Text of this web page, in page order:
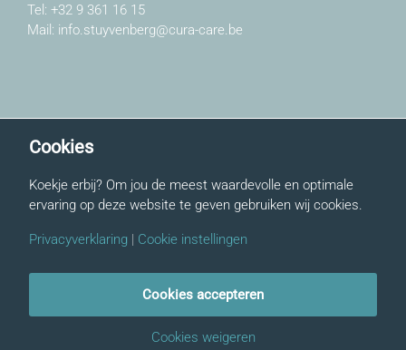
Tel: +32 9 361 16 15
Mail: info.stuyvenberg@cura-care.be
CURACARE
WZC Stuyvenberg is een onderdeel van:
CuraCare
©2026 WZC Stuyvenberg |privacybeleid|cookiebeleid|webdesign by
WEBRAND
Cookies
Koekje erbij? Om jou de meest waardevolle en optimale
ervaring op deze website te geven gebruiken wij cookies.
Privacyverklaring Cookie instellingen
Cookies accepteren
Cookies weigeren